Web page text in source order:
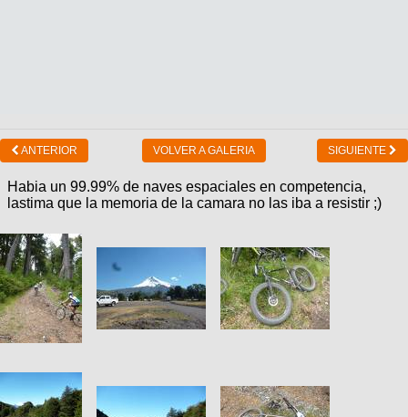
ANTERIOR VOLVER A GALERIA SIGUIENTE
Habia un 99.99% de naves espaciales en competencia,
lastima que la memoria de la camara no las iba a resistir ;)